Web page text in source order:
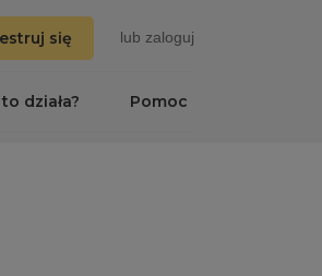
się lub zaloguj
Pomoc
działa?